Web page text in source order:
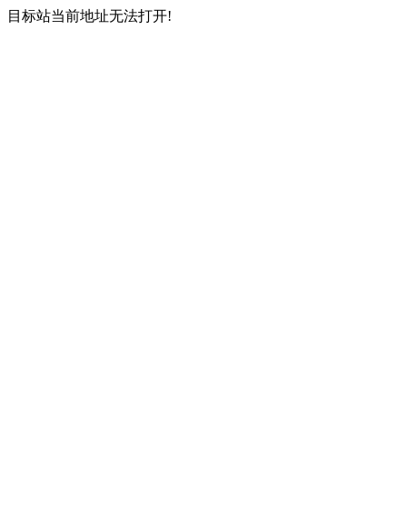
目标站当前地址无法打开!